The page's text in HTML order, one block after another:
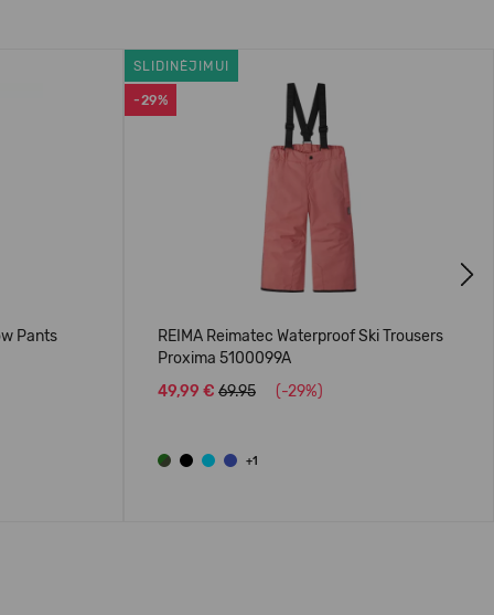
Pants
-29%
SLIDINĖJIMUI
REIMA Reimatec Waterproof Ski Trousers
Proxima 5100099A
49,99 € 69.95 (-29%)
+1